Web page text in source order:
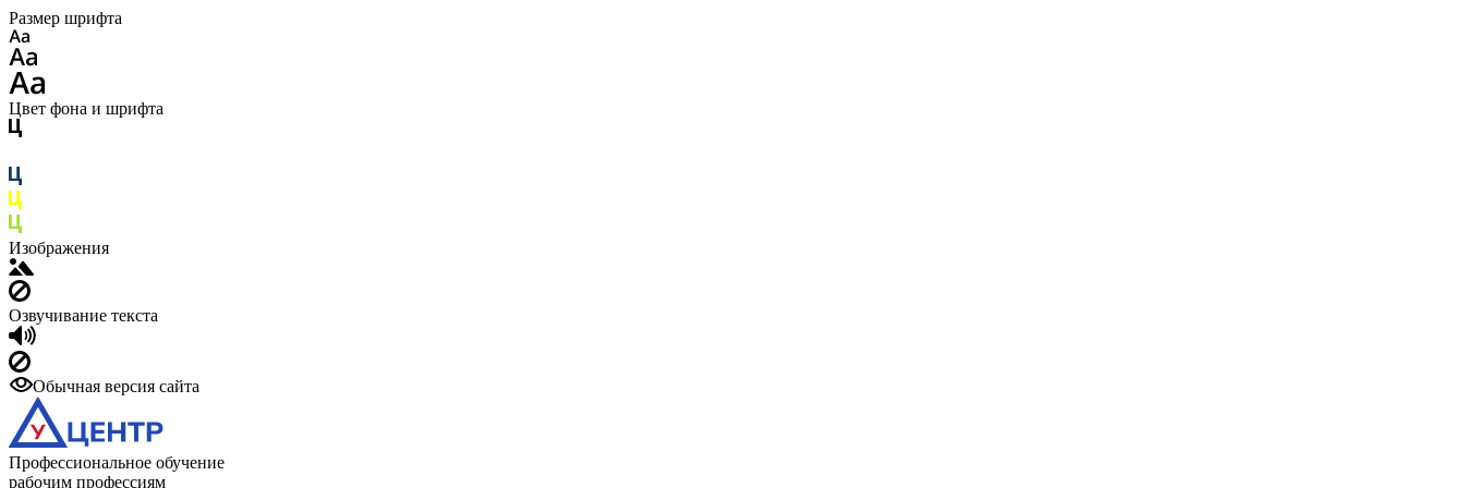
Размер шрифта
Цвет фона и шрифта
Изображения
Озвучивание текста
Обычная версия сайта
Профессиональное обучение
рабочим профессиям